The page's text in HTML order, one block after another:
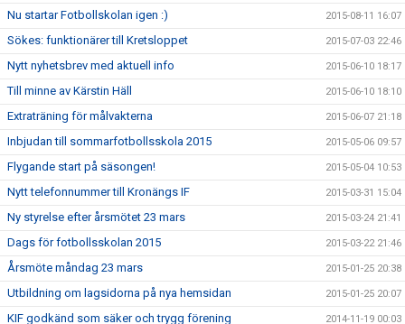
Nu startar Fotbollskolan igen :) 2015-08-11 16:07
Sökes: funktionärer till Kretsloppet 2015-07-03 22:46
Nytt nyhetsbrev med aktuell info 2015-06-10 18:17
Till minne av Kärstin Häll 2015-06-10 18:10
Extraträning för målvakterna 2015-06-07 21:18
Inbjudan till sommarfotbollsskola 2015 2015-05-06 09:57
Flygande start på säsongen! 2015-05-04 10:53
Nytt telefonnummer till Kronängs IF 2015-03-31 15:04
Ny styrelse efter årsmötet 23 mars 2015-03-24 21:41
Dags för fotbollsskolan 2015 2015-03-22 21:46
Årsmöte måndag 23 mars 2015-01-25 20:38
Utbildning om lagsidorna på nya hemsidan 2015-01-25 20:07
KIF godkänd som säker och trygg förening 2014-11-19 00:03